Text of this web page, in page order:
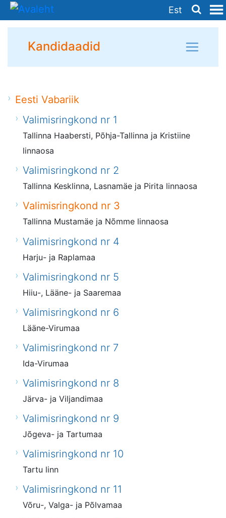
Est
Kandidaadid
Eesti Vabariik
Valimisringkond nr 1
Tallinna Haabersti, Põhja-Tallinna ja Kristiine
linnaosa
Valimisringkond nr 2
Tallinna Kesklinna, Lasnamäe ja Pirita linnaosa
Valimisringkond nr 3
Tallinna Mustamäe ja Nõmme linnaosa
Valimisringkond nr 4
Harju- ja Raplamaa
Valimisringkond nr 5
Hiiu-, Lääne- ja Saaremaa
Valimisringkond nr 6
Lääne-Virumaa
Valimisringkond nr 7
Ida-Virumaa
Valimisringkond nr 8
Järva- ja Viljandimaa
Valimisringkond nr 9
Jõgeva- ja Tartumaa
Valimisringkond nr 10
Tartu linn
Valimisringkond nr 11
Võru-, Valga- ja Põlvamaa